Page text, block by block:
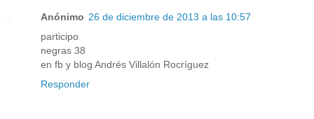
Anónimo 26 de diciembre de 2013 a las 10:57
participo
negras 38
en fb y blog Andrés Villalón Rocríguez
Responder